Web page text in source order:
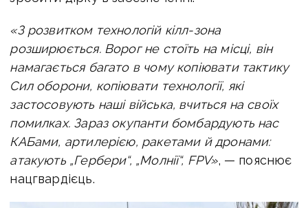
«З розвитком технологій кілл-зона
розширюється. Ворог не стоїть на місці, він
намагається багато в чому копіювати тактику
Сил оборони, копіювати технології, які
застосовують наші війська, вчиться на своїх
помилках. Зараз окупанти бомбардують нас
КАБами, артилерією, ракетами й дронами:
атакують „Гербери“, „Молнії“, FPV», — пояснює
нацгвардієць.